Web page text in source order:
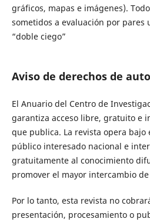
gráficos, mapas e imágenes).
sometidos a evaluación por pares
“doble ciego”
Aviso de derechos de
El Anuario del Centro de
garantiza acceso libre, gratuito e
que publica. La revista opera
público interesado nacional e
gratuitamente al conocimiento
promover el mayor intercambio
Por lo tanto, esta revista no
presentación, procesamiento o